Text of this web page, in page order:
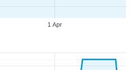
1 Apr